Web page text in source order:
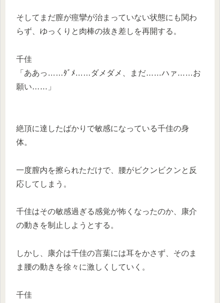
そしてまだ膣が痙攣が治まっていない状態にも関わ
らず、ゆっくりと肉棒の抜き差しを再開する。
千佳
「ああっ……ﾀﾞﾒ……ダメダメ、まだ……ハァ……お
願い……」
絶頂に達したばかりで敏感になっている千佳の身
体。
一度膣内を擦られただけで、腰がビクンビクンと反
応してしまう。
千佳はその敏感過ぎる感覚が怖くなったのか、康介
の動きを制止しようとする。
しかし、康介は千佳の言葉には耳をかさず、そのま
ま腰の動きを徐々に激しくしていく。
千佳